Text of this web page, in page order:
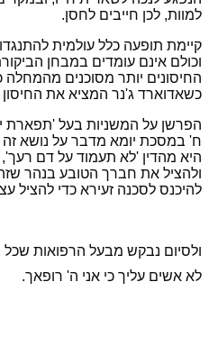
למוות, לכן חייבים לחסן.
קיימת תופעה כלל עולמית
וכולם אינם עומדים במבחן
כשאדוארד ג'נר המציא את
הפרשן על המשניות בעל 'תפארת
ח' במסכת יומא מדבר על נושא זה
היא מהדין 'לא תעמוד על דם
ולהציל את חברך הטובע בנהר
להיכנס לסכנה זעירא כדי להציל
ולסיום נבקש מבעל הרפואות
לא אשים עליך כי אני ה' רופאך.